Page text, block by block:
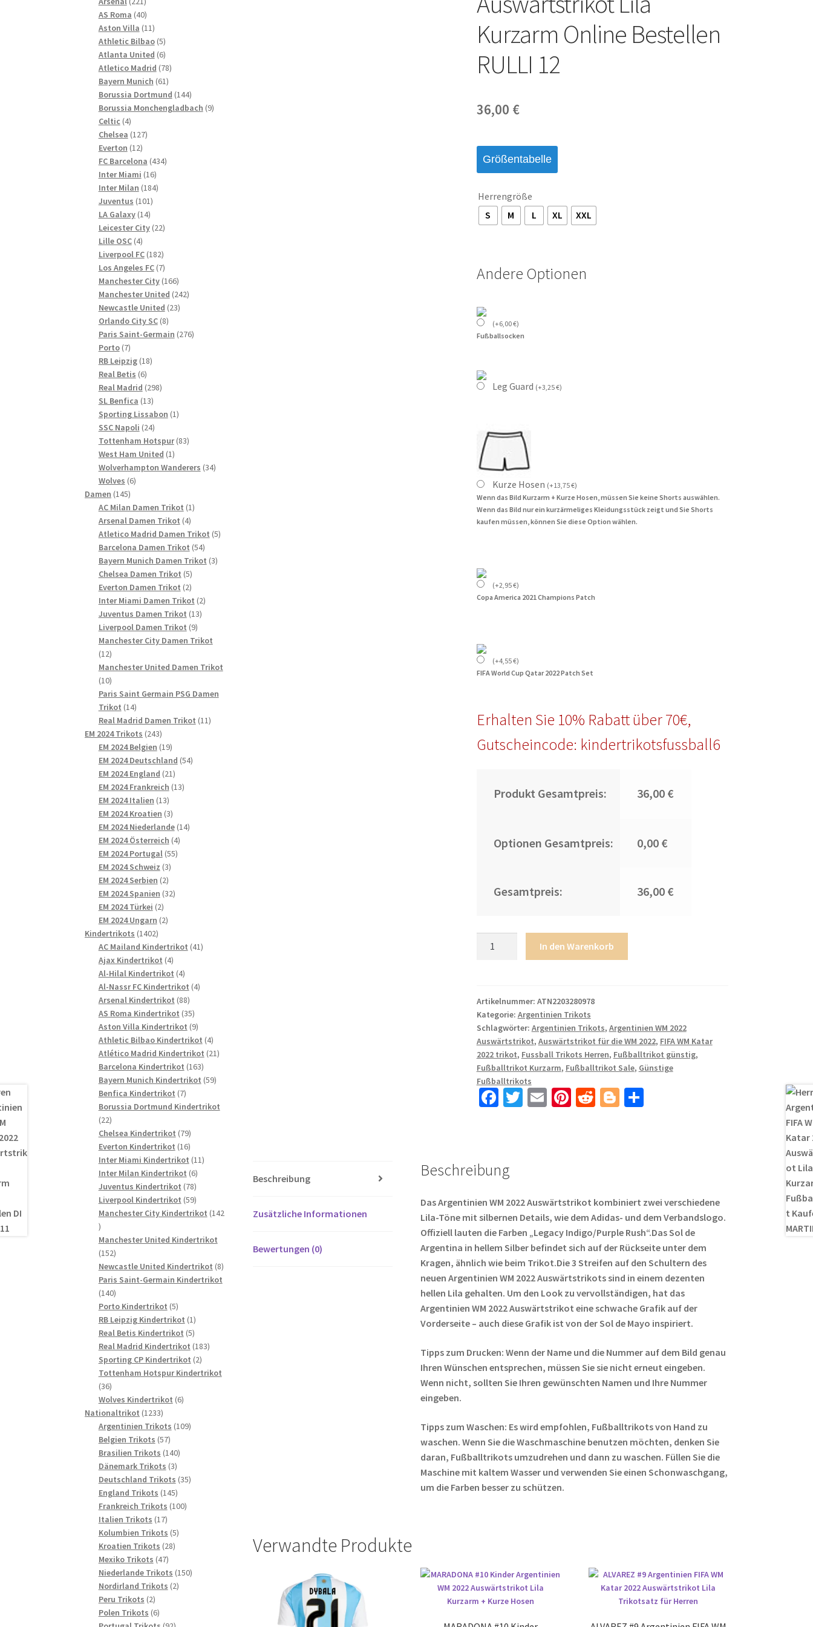
Kurzarm Online Bestellen
RULLI 12
36,00 €
Größentabelle
Herrengröße
S
M L XL XXL
Andere Optionen
(+6,00€)
Fußballsocken
Leg Guard (+3,25€)
Kurze Hosen (+13,75€)
Wenn das Bild Kurzarm + Kurze Hosen, müssen Sie keine Shorts auswählen.
Wenn das Bild nur ein kurzärmeliges Kleidungsstück zeigt und Sie Shorts
kaufen müssen, können Sie diese Option wählen.
(+2,95€)
Copa America 2021 Champions Patch
(+4,55€)
FIFA World Cup Qatar 2022 Patch Set
Erhalten Sie 10% Rabatt über 70€,
Gutscheincode: kindertrikotsfussball6
Produkt Gesamtpreis: 36,00 €
Optionen Gesamtpreis: 0,00 €
Gesamtpreis: 36,00 €
Katar
2022
Auswärtstrikot
Lila
Kurzarm
Online
Bestellen
RULLI
In den Warenkorb
Artikelnummer: ATN2203280978
Kategorie: Argentinien Trikots
Schlagwörter: Argentinien Trikots, Argentinien WM 2022
Auswärtstrikot, Auswärtstrikot für die WM 2022, FIFA WM Katar
2022 trikot, Fussball Trikots Herren, Fußballtrikot günstig,
Fußballtrikot Kurzarm, Fußballtrikot Sale, Günstige
Fußballtrikots
Fa
o
k
T E Pi R Bl T
Beschreibung
Zusätzliche Informationen
Bewertungen (0)
Beschreibung
Das Argentinien WM 2022 Auswärtstrikot kombiniert zwei verschiedene
Lila-Töne mit silbernen Details, wie dem Adidas- und dem Verbandslogo.
Offiziell lauten die Farben „Legacy Indigo/Purple Rush“.Das Sol de
Argentina in hellem Silber befindet sich auf der Rückseite unter dem
Kragen, ähnlich wie beim Trikot.Die 3 Streifen auf den Schultern des
neuen Argentinien WM 2022 Auswärtstrikots sind in einem dezenten
hellen Lila gehalten. Um den Look zu vervollständigen, hat das
Argentinien WM 2022 Auswärtstrikot eine schwache Grafik auf der
Vorderseite – auch diese Grafik ist von der Sol de Mayo inspiriert.
Tipps zum Drucken: Wenn der Name und die Nummer auf dem Bild genau
Ihren Wünschen entsprechen, müssen Sie sie nicht erneut eingeben.
Wenn nicht, sollten Sie Ihren gewünschten Namen und Ihre Nummer
eingeben.
Tipps zum Waschen: Es wird empfohlen, Fußballtrikots von Hand zu
waschen. Wenn Sie die Waschmaschine benutzen möchten, denken Sie
daran, Fußballtrikots umzudrehen und dann zu waschen. Füllen Sie die
Maschine mit kaltem Wasser und verwenden Sie einen Schonwaschgang,
um die Farben besser zu schützen.
Verwandte Produkte
Produkte
AS Roma 4040
Produkte
Aston Villa 1111
Produkte
Athletic Bilbao 55
Produkte
Atlanta United 66
Produkte
Atletico Madrid 7878
Bayern Munich 6161
Produkte
Borussia Dortmund 144144
Produkte
Borussia Monchengladbach 99
Celtic 44
Produkte
Chelsea 127127
Everton 1212
Produkte
FC Barcelona 434434
Inter Miami 1616
Produkte
Inter Milan 184184
Juventus 101101
Produkte
LA Galaxy 1414
Produkte
Leicester City 2222
Lille OSC 44
Produkte
Liverpool FC 182182
Produkte
Los Angeles FC 77
Produkte
Manchester City 166166
Produkte
Manchester United 242242
Newcastle United 2323
Orlando City SC 88
Produkte
Paris Saint-Germain 276276
Porto 77
Produkte
RB Leipzig 1818
Real Betis 66
Produkte
Real Madrid 298298
SL Benfica 1313
Produkte
Sporting Lissabon 11
SSC Napoli 2424
Produkte
Tottenham Hotspur 8383
West Ham United 11
Produkt
Wolverhampton Wanderers 3434
Wolves 66
Damen 145145
Produkte
AC Milan Damen Trikot 11
Arsenal Damen Trikot 44
Produkte
Atletico Madrid Damen Trikot 55
Barcelona Damen Trikot 5454
Produkte
Bayern Munich Damen Trikot 33
Chelsea Damen Trikot 55
Produkte
Everton Damen Trikot 22
Produkte
Inter Miami Damen Trikot 22
Juventus Damen Trikot 1313
Liverpool Damen Trikot 99
Produkte
Manchester City Damen Trikot
1212
Produkte
Manchester United Damen Trikot
1010
Produkte
Paris Saint Germain PSG Damen
Trikot 1414
Produkte
Real Madrid Damen Trikot 1111
EM 2024 Trikots 243243
Produkte
EM 2024 Belgien 1919
Produkte
EM 2024 Deutschland 5454
EM 2024 England 2121
Produkte
EM 2024 Frankreich 1313
EM 2024 Italien 1313
Produkte
EM 2024 Kroatien 33
Produkte
EM 2024 Niederlande 1414
EM 2024 Österreich 44
Produkte
EM 2024 Portugal 5555
EM 2024 Schweiz 33
Produkte
EM 2024 Serbien 22
Produkte
EM 2024 Spanien 3232
EM 2024 Türkei 22
Produkte
EM 2024 Ungarn 22
Kindertrikots 14021402
Produkte
AC Mailand Kindertrikot 4141
Ajax Kindertrikot 44
Produkte
Al-Hilal Kindertrikot 44
Produkte
Al-Nassr FC Kindertrikot 44
Arsenal Kindertrikot 8888
Produkte
AS Roma Kindertrikot 3535
Produkte
Aston Villa Kindertrikot 99
Produkte
Athletic Bilbao Kindertrikot 44
Produkte
Atlético Madrid Kindertrikot 2121
Barcelona Kindertrikot 163163
Produkte
Bayern Munich Kindertrikot 5959
Benfica Kindertrikot 77
Produkte
Borussia Dortmund Kindertrikot
2222
Produkte
Chelsea Kindertrikot 7979
Produkte
Everton Kindertrikot 1616
Produkte
Inter Miami Kindertrikot 1111
Inter Milan Kindertrikot 66
Produkte
Juventus Kindertrikot 7878
Produkte
Liverpool Kindertrikot 5959
Produkte
Manchester City Kindertrikot 142
142
Produkte
Manchester United Kindertrikot
152152
Produkte
Newcastle United Kindertrikot 88
Produkte
Paris Saint-Germain Kindertrikot
140140
Produkte
Porto Kindertrikot 55
Produkte
RB Leipzig Kindertrikot 11
Produkt
Real Betis Kindertrikot 55
Produkte
Real Madrid Kindertrikot 183183
Sporting CP Kindertrikot 22
Produkte
Tottenham Hotspur Kindertrikot
3636
Produkte
Wolves Kindertrikot 66
Nationaltrikot 12331233
Produkte
Argentinien Trikots 109109
Belgien Trikots 5757
Produkte
Brasilien Trikots 140140
Dänemark Trikots 33
Produkte
Deutschland Trikots 3535
England Trikots 145145
Produkte
Frankreich Trikots 100100
Italien Trikots 1717
Produkte
Kolumbien Trikots 55
Kroatien Trikots 2828
Mexiko Trikots 4747
Produkte
Niederlande Trikots 150150
Nordirland Trikots 22
Peru Trikots 22
Produkte
Polen Trikots 66